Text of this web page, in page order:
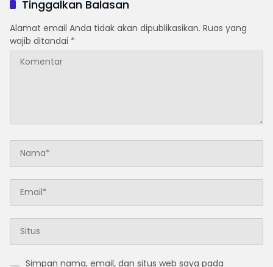
Tinggalkan Balasan
Alamat email Anda tidak akan dipublikasikan. Ruas yang
wajib ditandai *
Simpan nama, email, dan situs web saya pada